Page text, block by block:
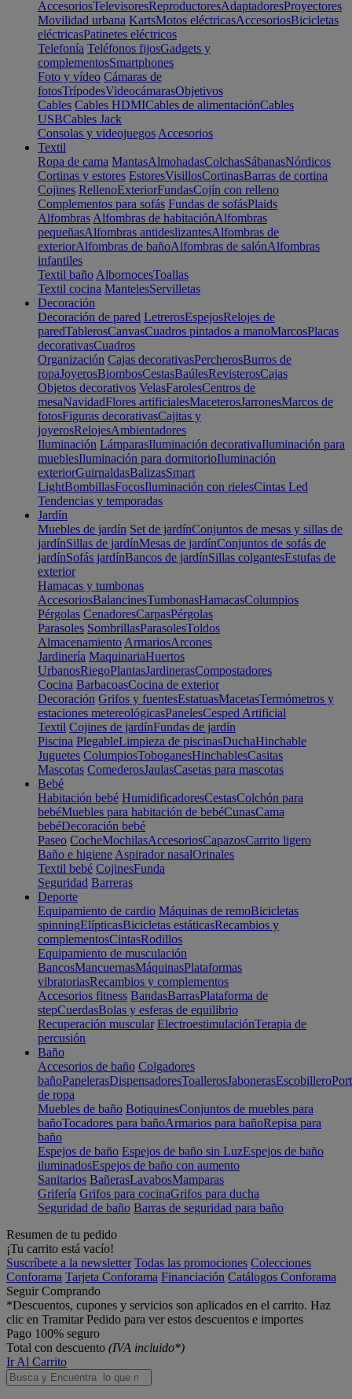
AccesoriosTelevisoresReproductoresAdaptadoresProyectores
Movilidad urbana KartsMotos eléctricasAccesoriosBicicletas
eléctricasPatinetes eléctricos
Telefonía Teléfonos fijosGadgets y
complementosSmartphones
Foto y vídeo Cámaras de
fotosTrípodesVideocámarasObjetivos
Cables Cables HDMICables de alimentaciónCables
USBCables Jack
Consolas y videojuegos Accesorios
Textil
Ropa de cama MantasAlmohadasColchasSábanasNórdicos
Cortinas y estores EstoresVisillosCortinasBarras de cortina
Cojines RellenoExteriorFundasCojín con relleno
Complementos para sofás Fundas de sofásPlaids
Alfombras Alfombras de habitaciónAlfombras
pequeñasAlfombras antideslizantesAlfombras de
exteriorAlfombras de bañoAlfombras de salónAlfombras
infantiles
Textil baño AlbornocesToallas
Textil cocina MantelesServilletas
Decoración
Decoración de pared LetrerosEspejosRelojes de
paredTablerosCanvasCuadros pintados a manoMarcosPlacas
decorativasCuadros
Organización Cajas decorativasPercherosBurros de
ropaJoyerosBiombosCestasBaúlesRevisterosCajas
Objetos decorativos VelasFarolesCentros de
mesaNavidadFlores artificialesMaceterosJarronesMarcos de
fotosFiguras decorativasCajitas y
joyerosRelojesAmbientadores
Iluminación LámparasIluminación decorativaIluminación para
mueblesIluminación para dormitorioIluminación
exteriorGuirnaldasBalizasSmart
LightBombillasFocosIluminación con rielesCintas Led
Tendencias y temporadas
Jardín
Muebles de jardín Set de jardínConjuntos de mesas y sillas de
jardínSillas de jardínMesas de jardínConjuntos de sofás de
jardínSofás jardínBancos de jardínSillas colgantesEstufas de
exterior
Hamacas y tumbonas
AccesoriosBalancinesTumbonasHamacasColumpios
Pérgolas CenadoresCarpasPérgolas
Parasoles SombrillasParasolesToldos
Almacenamiento ArmariosArcones
Jardinería MaquinariaHuertos
UrbanosRiegoPlantasJardinerasCompostadores
Cocina BarbacoasCocina de exterior
Decoración Grifos y fuentesEstatuasMacetasTermómetros y
estaciones metereológicasPanelesCesped Artificial
Textil Cojines de jardínFundas de jardín
Piscina PlegableLimpieza de piscinasDuchaHinchable
Juguetes ColumpiosToboganesHinchablesCasitas
Mascotas ComederosJaulasCasetas para mascotas
Bebé
Habitación bebé HumidificadoresCestasColchón para
bebéMuebles para habitación de bebéCunasCama
bebéDecoración bebé
Paseo CocheMochilasAccesoriosCapazosCarrito ligero
Baño e higiene Aspirador nasalOrinales
Textil bebé CojinesFunda
Seguridad Barreras
Deporte
Equipamiento de cardio Máquinas de remoBicicletas
spinningElípticasBicicletas estáticasRecambios y
complementosCintasRodillos
Equipamiento de musculación
BancosMancuernasMáquinasPlataformas
vibratoriasRecambios y complementos
Accesorios fitness BandasBarrasPlataforma de
stepCuerdasBolas y esferas de equilibrio
Recuperación muscular ElectroestimulaciónTerapia de
percusión
Baño
Accesorios de baño Colgadores
bañoPapelerasDispensadoresToallerosJabonerasEscobillero
de ropa
Muebles de baño BotiquinesConjuntos de muebles para
bañoTocadores para bañoArmarios para bañoRepisa para
baño
Espejos de baño Espejos de baño sin LuzEspejos de baño
iluminadosEspejos de baño con aumento
Sanitarios BañerasLavabosMamparas
Grifería Grifos para cocinaGrifos para ducha
Seguridad de baño Barras de seguridad para baño
Resumen de tu pedido
¡Tu carrito está vacío!
Suscríbete a la newsletter Todas las promociones Colecciones
Conforama Tarjeta Conforama Financiación Catálogos Conforama
Seguir Comprando
*Descuentos, cupones y servicios son aplicados en el carrito. Haz
clic en Tramitar Pedido para ver estos descuentos e importes
Pago 100% seguro
Total con descuento (IVA incluido*)
Ir Al Carrito